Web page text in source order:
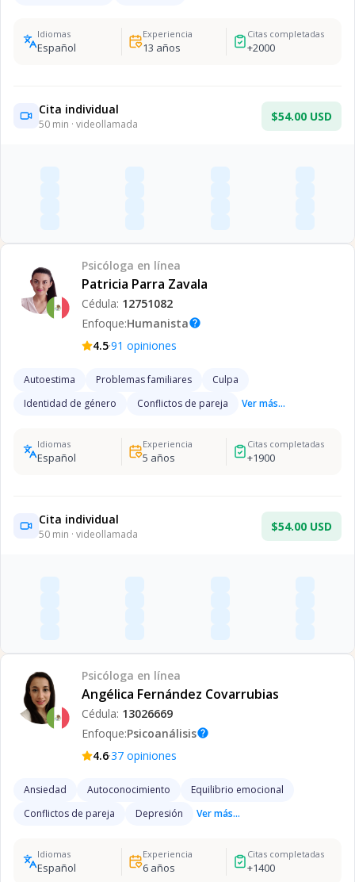
Idiomas
Español
Experiencia
13 años
Citas completadas
+2000
Cita individual
50 min · videollamada
$54.00 USD
Psicóloga en línea
Patricia Parra Zavala
Cédula: 12751082
Enfoque:Humanistahelp
4.5·91 opiniones
Autoestima Problemas familiares
Culpa
Identidad de género
Conflictos de pareja Ver más...
Idiomas
Español
Experiencia
5 años
Citas completadas
+1900
Cita individual
50 min · videollamada
$54.00 USD
Psicóloga en línea
Angélica Fernández Covarrubias
Cédula: 13026669
Enfoque:Psicoanálisishelp
4.6·37 opiniones
Ansiedad Autoconocimiento
Equilibrio emocional
Conflictos de pareja
Depresión Ver más...
Idiomas
Español
Experiencia
6años
Citas completadas
+1400